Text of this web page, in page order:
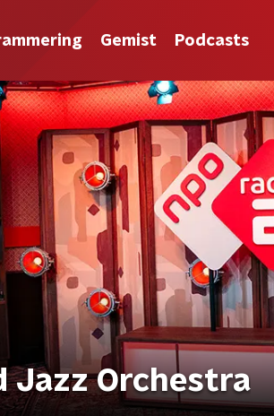
Gemist Podcasts
Jazz Orchestra